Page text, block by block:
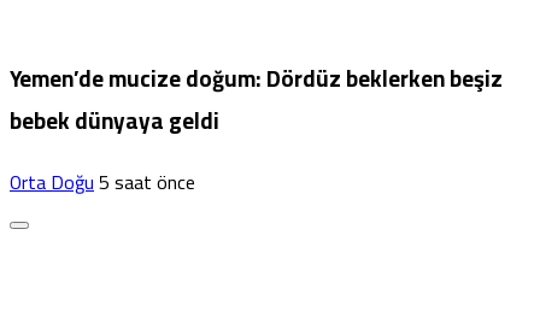
Yemen’de mucize doğum: Dördüz beklerken beşiz
bebek dünyaya geldi
Orta Doğu5 saat önce